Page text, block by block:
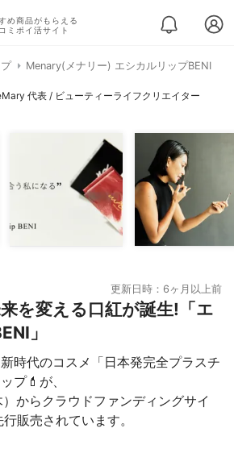
め商品がもらえる
ミポイ活サイト
Menary(メナリー) エシカルリップBENI
代表 / ビューティーライフクリエイター
更新日時：6ヶ月以上前
を変える口紅が誕生!「エ
」
時代のコスメ「日本発完全プラスチ
プ💄が、
からクラウドファンディングサイ
販売されています。